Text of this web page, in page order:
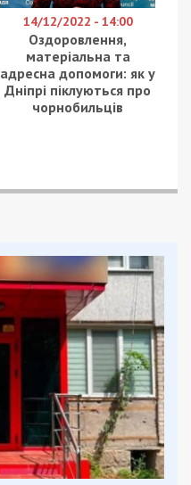
14/12/2022 - 14:00
Оздоровлення,
матеріальна та
адресна допомоги: як у
Дніпрі піклуються про
чорнобильців